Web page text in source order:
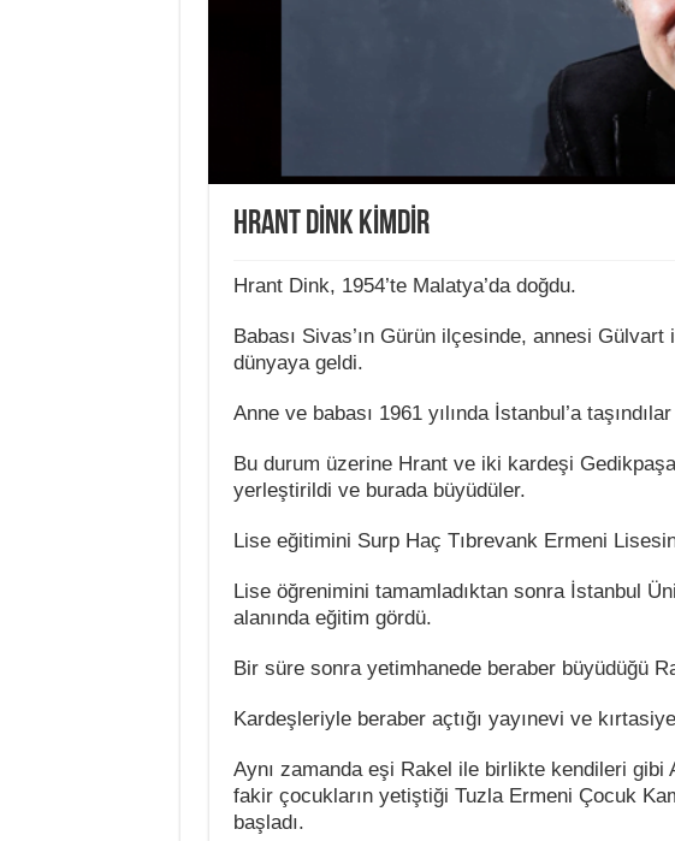
HRANT DİNK KİMDİR
Hrant Dink, 1954’te Malatya’da doğdu.
Babası Sivas’ın Gürün ilçesinde, annesi Gülvart
dünyaya geldi.
Anne ve babası 1961 yılında İstanbul’a
Bu durum üzerine Hrant ve iki kardeşi
yerleştirildi ve burada büyüdüler.
Lise eğitimini Surp Haç Tıbrevank Ermeni
Lise öğrenimini tamamladıktan sonra İstanbul
alanında eğitim gördü.
Bir süre sonra yetimhanede beraber büyüdüğü
Kardeşleriyle beraber açtığı yayınevi ve
Aynı zamanda eşi Rakel ile birlikte kendileri gibi
fakir çocukların yetiştiği Tuzla Ermeni Çocuk
başladı.